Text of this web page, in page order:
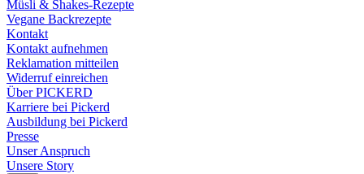
Müsli & Shakes-Rezepte
Vegane Backrezepte
Kontakt
Kontakt aufnehmen
Reklamation mitteilen
Widerruf einreichen
Über PICKERD
Karriere bei Pickerd
Ausbildung bei Pickerd
Presse
Unser Anspruch
Unsere Story